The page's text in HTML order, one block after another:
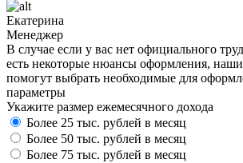
Екатерина
Менеджер
В случае если у вас нет официального
есть некоторые нюансы оформления, наши
помогут выбрать необходимые для
параметры
Укажите размер ежемесячного дохода
Более 25 тыс. рублей в месяц
Более 50 тыс. рублей в месяц
Более 75 тыс. рублей в месяц